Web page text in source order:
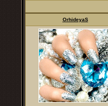
OrhideyaS